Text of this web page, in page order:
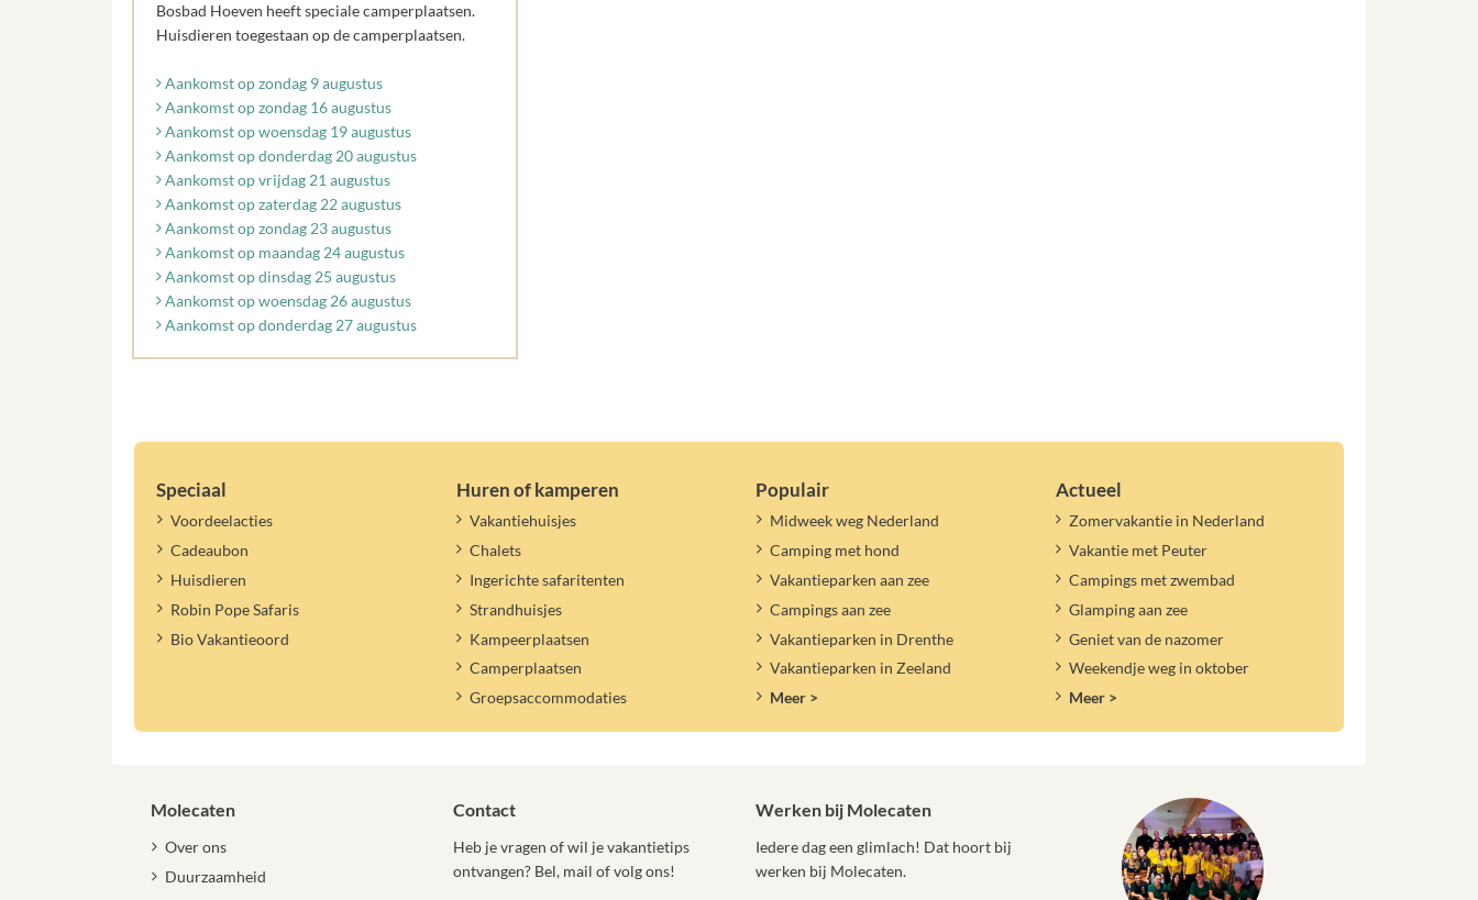
Bosbad Hoeven heeft speciale camperplaatsen.
Huisdieren toegestaan op de camperplaatsen.
Aankomst op zondag 9 augustus
Aankomst op zondag 16 augustus
Aankomst op woensdag 19 augustus
Aankomst op donderdag 20 augustus
Aankomst op vrijdag 21 augustus
Aankomst op zaterdag 22 augustus
Aankomst op zondag 23 augustus
Aankomst op maandag 24 augustus
Aankomst op dinsdag 25 augustus
Aankomst op woensdag 26 augustus
Aankomst op donderdag 27 augustus
Speciaal
Voordeelacties
Cadeaubon
Huisdieren
Robin Pope Safaris
Bio Vakantieoord
Huren of kamperen
Vakantiehuisjes
Chalets
Ingerichte safaritenten
Strandhuisjes
Kampeerplaatsen
Camperplaatsen
Groepsaccommodaties
Populair
Midweek weg Nederland
Camping met hond
Vakantieparken aan zee
Campings aan zee
Vakantieparken in Drenthe
Vakantieparken in Zeeland
Meer >
Actueel
Zomervakantie in Nederland
Vakantie met Peuter
Campings met zwembad
Glamping aan zee
Geniet van de nazomer
Weekendje weg in oktober
Meer >
Molecaten
Over ons
Duurzaamheid
Contact
Heb je vragen of wil je vakantietips
ontvangen? Bel, mail of volg ons!
Werken bij Molecaten
Iedere dag een glimlach! Dat hoort bij
werken bij Molecaten.